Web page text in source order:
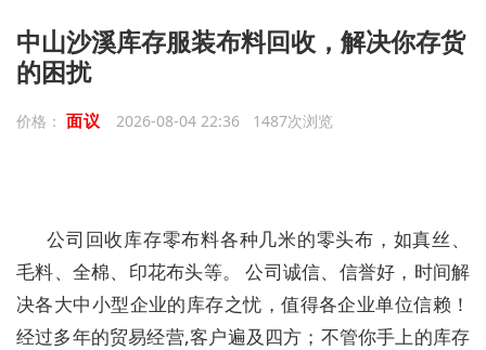
中山沙溪库存服装布料回收，解决你存货
的困扰
价格： 面议 2026-08-04 22:36 1487次浏览
公司回收库存零布料各种几米的零头布，如真丝、
毛料、全棉、印花布头等。 公司诚信、信誉好，时间解
决各大中小型企业的库存之忧，值得各企业单位信赖！
经过多年的贸易经营,客户遍及四方；不管你手上的库存